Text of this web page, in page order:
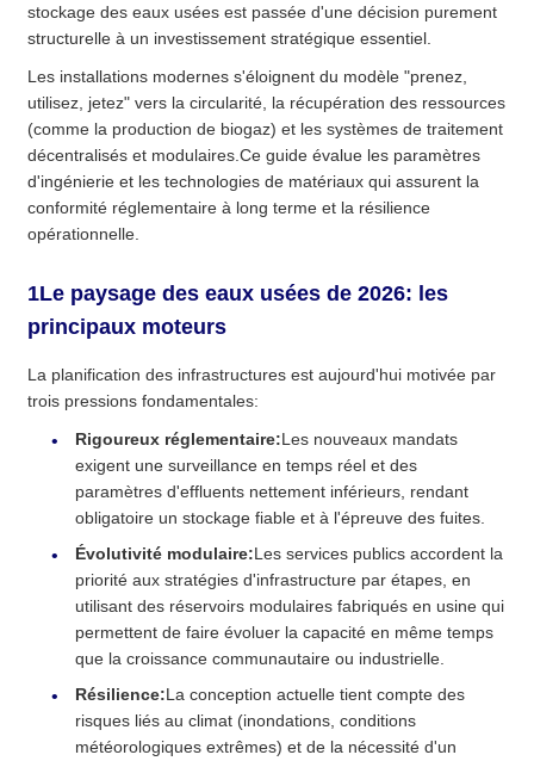
stockage des eaux usées est passée d'une décision purement
structurelle à un investissement stratégique essentiel.
Les installations modernes s'éloignent du modèle "prenez,
utilisez, jetez" vers la circularité, la récupération des ressources
(comme la production de biogaz) et les systèmes de traitement
décentralisés et modulaires.Ce guide évalue les paramètres
d'ingénierie et les technologies de matériaux qui assurent la
conformité réglementaire à long terme et la résilience
opérationnelle.
1Le paysage des eaux usées de 2026: les
principaux moteurs
La planification des infrastructures est aujourd'hui motivée par
trois pressions fondamentales:
Rigoureux réglementaire:Les nouveaux mandats
exigent une surveillance en temps réel et des
paramètres d'effluents nettement inférieurs, rendant
obligatoire un stockage fiable et à l'épreuve des fuites.
Évolutivité modulaire:Les services publics accordent la
priorité aux stratégies d'infrastructure par étapes, en
utilisant des réservoirs modulaires fabriqués en usine qui
permettent de faire évoluer la capacité en même temps
que la croissance communautaire ou industrielle.
Résilience:La conception actuelle tient compte des
risques liés au climat (inondations, conditions
météorologiques extrêmes) et de la nécessité d'un